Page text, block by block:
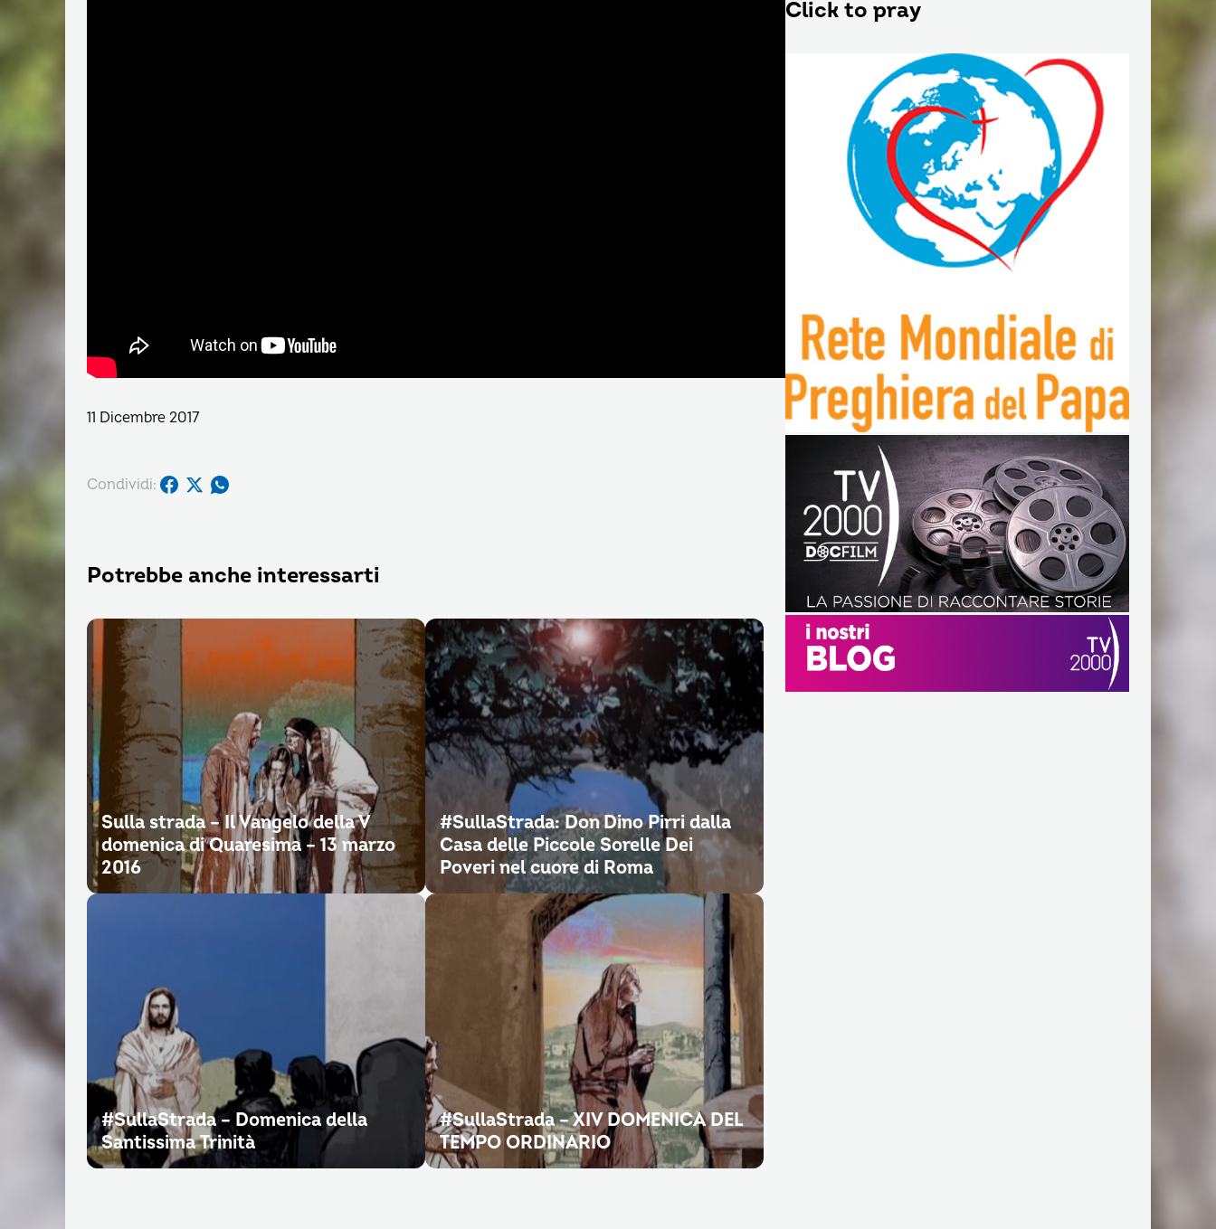
11 Dicembre 2017
Condividi:
Potrebbe anche interessarti
Sulla strada – Il Vangelo della V
domenica di Quaresima – 13 marzo
2016
#SullaStrada: Don Dino Pirri dalla
Casa delle Piccole Sorelle Dei
Poveri nel cuore di Roma
#SullaStrada – Domenica della
Santissima Trinità
#SullaStrada – XIV DOMENICA DEL
TEMPO ORDINARIO
Click to pray